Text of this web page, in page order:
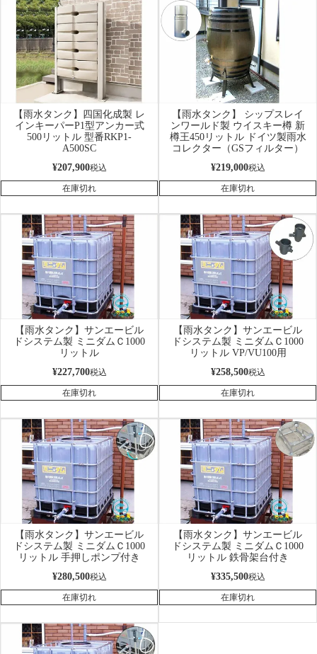
【雨水タンク】四国化成製 レ
インキーパーP1型アンカー式
500リットル 型番RKP1-
A500SC
¥207,900税込
在庫切れ
【雨水タンク】 シップスレイ
ンワールド製 ウイスキー樽 新
樽王450リットル ドイツ製雨水
コレクター（GSフィルター）
¥219,000税込
在庫切れ
【雨水タンク】サンエービル
ドシステム製 ミニダムＣ1000
リットル
¥227,700税込
在庫切れ
【雨水タンク】サンエービル
ドシステム製 ミニダムＣ1000
リットル VP/VU100用
¥258,500税込
在庫切れ
【雨水タンク】サンエービル
ドシステム製 ミニダムＣ1000
リットル 手押しポンプ付き
¥280,500税込
在庫切れ
【雨水タンク】サンエービル
ドシステム製 ミニダムＣ1000
リットル 鉄骨架台付き
¥335,500税込
在庫切れ